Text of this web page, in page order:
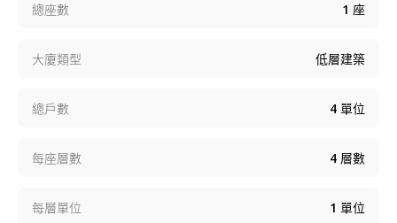
總座數 1 座
大廈類型 低層建築
總戶數 4 單位
每座層數 4 層數
每層單位 1 單位